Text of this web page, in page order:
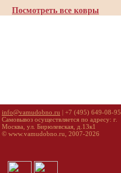
Посмотреть все ковры
info@vamudobno.ru | +7 (495) 649-08-95
Самовывоз осуществляется по адресу: г.
Москва, ул. Бирюлевская, д.13к1
© www.vamudobno.ru, 2007-2026